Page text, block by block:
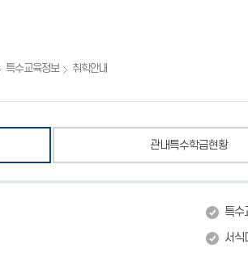
특수교육정보 취학안내
관내특수학급현황
특수
서식